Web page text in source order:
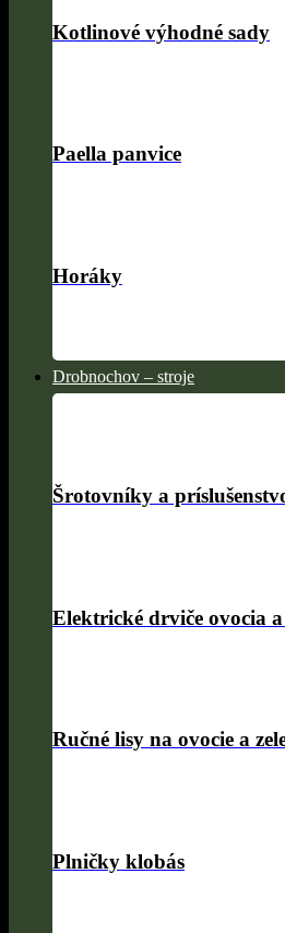
Kotlinové výhodné sady
Paella panvice
Horáky
Drobnochov – stroje
Šrotovníky a
Elektrické drviče ovocia
Ručné lisy na ovocie a
Plničky klobás